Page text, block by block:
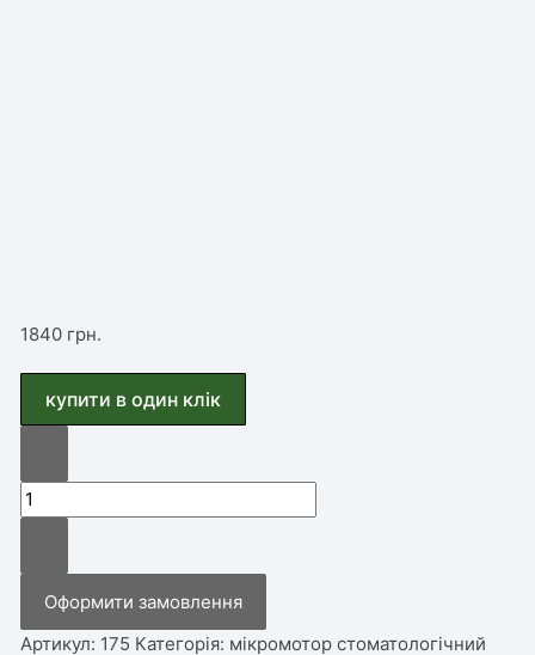
1840 грн.
купити в один клiк
мікромотор
пневматичний
з
внутрішньою
подачею
Оформити замовлення
Артикул: 175 Категорія: мікромотор стоматологічний